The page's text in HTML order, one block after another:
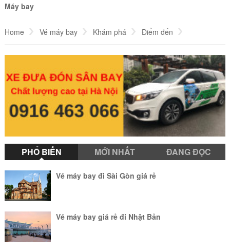
Máy bay
Home Vé máy bay Khám phá Điểm đến
Vé máy bay đi Wellington
PHỔ BIẾN MỚI NHẤT ĐANG ĐỌC
Vé máy bay đi Sài Gòn giá rẻ
Vé máy bay giá rẻ đi Nhật Bản